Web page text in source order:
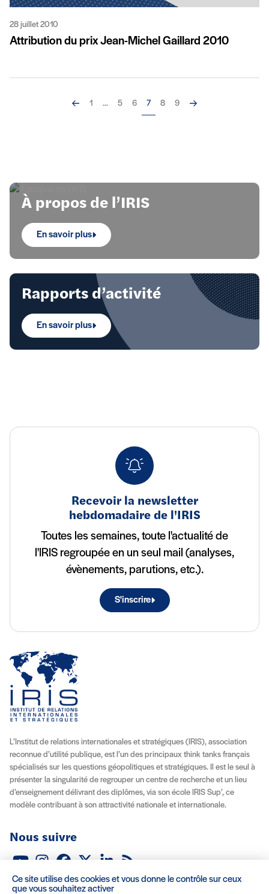
28 juillet 2010
Attribution du prix Jean-Michel Gaillard 2010
Précédent
1 ... 5 6 7 8 9 Suivant
À propos de l’IRIS
En savoir plus
Rapports d’activité
En savoir plus
Recevoir la newsletter
hebdomadaire de l'IRIS
Toutes les semaines, toute l'actualité de
l'IRIS regroupée en un seul mail (analyses,
évènements, parutions, etc.).
S'inscrire
L’Institut de relations internationales et stratégiques (IRIS), association
reconnue d’utilité publique, est l’un des principaux think tanks français
spécialisés sur les questions géopolitiques et stratégiques. Il est le seul à
présenter la singularité de regrouper un centre de recherche et un lieu
d’enseignement délivrant des diplômes, via son école IRIS Sup’, ce
modèle contribuant à son attractivité nationale et internationale.
Nous suivre
À propos
Recrutement Locations Contact
Ce site utilise des cookies et vous donne le contrôle sur ceux
que vous souhaitez activer